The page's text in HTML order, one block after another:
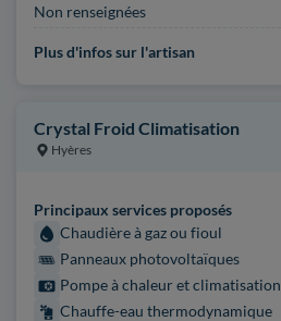
Non renseignées
Plus d'infos sur l'artisan
Crystal Froid Climatisation
Hyères
Principaux services proposés
Chaudière à gaz ou fioul
Panneaux photovoltaïques
Pompe à chaleur et climatisation
Chauffe-eau thermodynamique